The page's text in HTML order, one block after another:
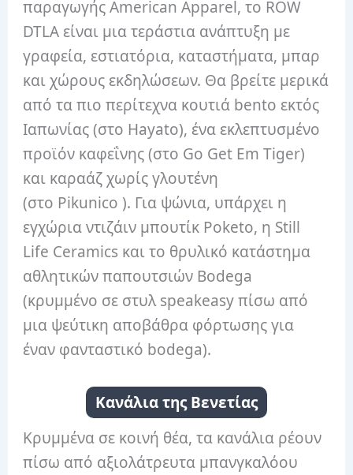
παραγωγής American Apparel, το ROW
DTLA είναι μια τεράστια ανάπτυξη με
γραφεία, εστιατόρια, καταστήματα, μπαρ
και χώρους εκδηλώσεων. Θα βρείτε μερικά
από τα πιο περίτεχνα κουτιά bento εκτός
Ιαπωνίας (στο Hayato), ένα εκλεπτυσμένο
προϊόν καφεΐνης (στο Go Get Em Tiger)
και καραάζ χωρίς γλουτένη
(στο Pikunico ). Για ψώνια, υπάρχει η
εγχώρια ντιζάιν μπουτίκ Poketo, η Still
Life Ceramics και το θρυλικό κατάστημα
αθλητικών παπουτσιών Bodega
(κρυμμένο σε στυλ speakeasy πίσω από
μια ψεύτικη αποβάθρα φόρτωσης για
έναν φανταστικό bodega).
Κανάλια της Βενετίας
Κρυμμένα σε κοινή θέα, τα κανάλια ρέουν
πίσω από αξιολάτρευτα μπανγκαλόου